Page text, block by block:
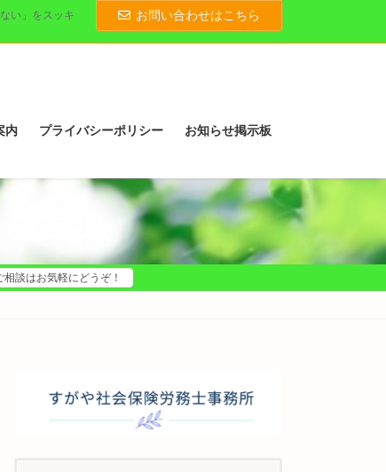
い」をスッキ
お問い合わせはこちら
内 プライバシーポリシー お知らせ掲示板
相談はお気軽にどうぞ！